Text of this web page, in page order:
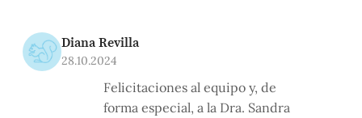
Diana Revilla
28.10.2024
Felicitaciones al equipo y, de
forma especial, a la Dra. Sandra